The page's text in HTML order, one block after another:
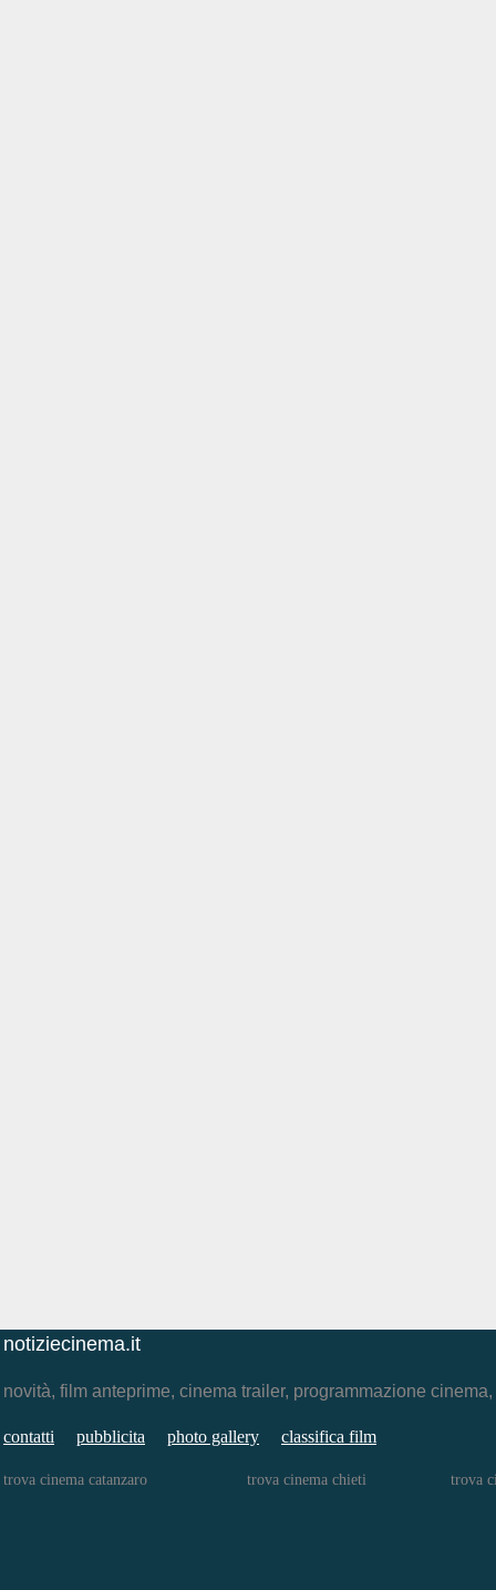
notiziecinema.it
novità, film anteprime, cinema trailer, programmazione
contatti pubblicita photo gallery classifica film
trova cinema catanzaro trova cinema chieti trova